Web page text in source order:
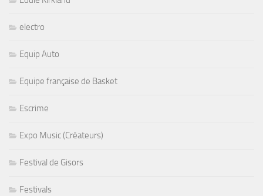
electro
Equip Auto
Equipe française de Basket
Escrime
Expo Music (Créateurs)
Festival de Gisors
Festivals